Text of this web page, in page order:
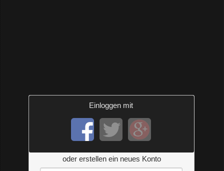
Einloggen mit
oder erstellen ein neues Konto